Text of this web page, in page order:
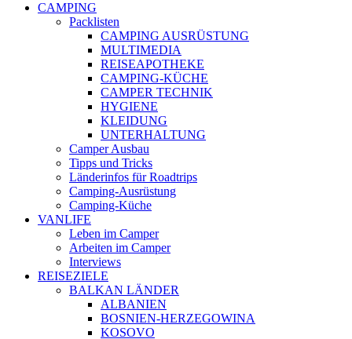
CAMPING
Packlisten
CAMPING AUSRÜSTUNG
MULTIMEDIA
REISEAPOTHEKE
CAMPING-KÜCHE
CAMPER TECHNIK
HYGIENE
KLEIDUNG
UNTERHALTUNG
Camper Ausbau
Tipps und Tricks
Länderinfos für Roadtrips
Camping-Ausrüstung
Camping-Küche
VANLIFE
Leben im Camper
Arbeiten im Camper
Interviews
REISEZIELE
BALKAN LÄNDER
ALBANIEN
BOSNIEN-HERZEGOWINA
KOSOVO